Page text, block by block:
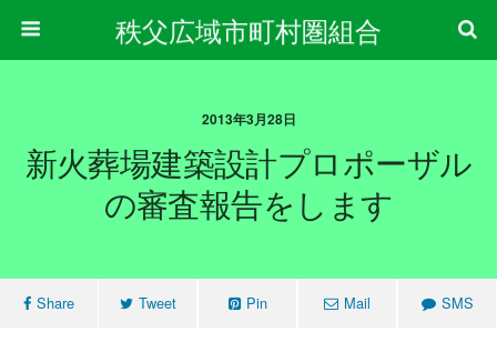
秩父広域市町村圏組合
2013年3月28日
新火葬場建築設計プロポーザル
の審査報告をします
Share Tweet Pin Mail SMS